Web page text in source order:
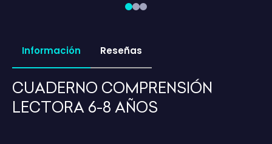
Información Reseñas
CUADERNO COMPRENSIÓN
LECTORA 6-8 AÑOS